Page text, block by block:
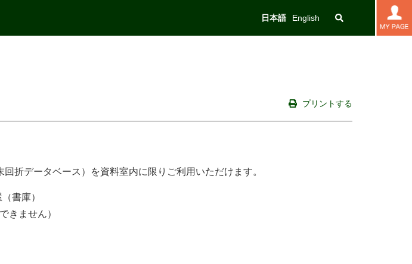
日本語 English
プリントする
折データベース）を資料室内に限りご利用いただけます。
書庫）
きません）